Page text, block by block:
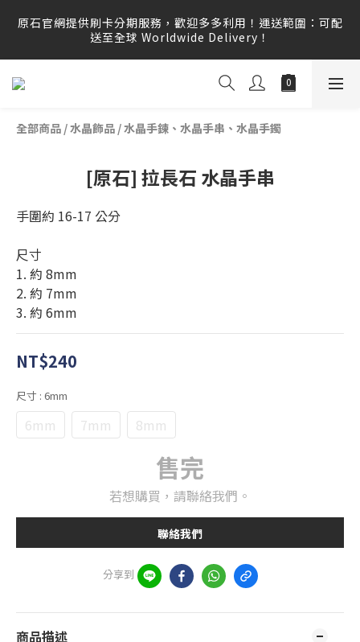
原石官網提供刷卡分期服務，歡迎多多利用！運送範圍：可配
送至全球 Worldwide Delivery！
原石官網提供刷卡分期服務，歡迎多多利用！運送範圍：可配
送至全球 Worldwide Delivery！
原石官網不會主動寄信要求顧客提供任何訂單資訊、補運費差
額或付款，請勿點選任何不明連結，若有任何疑慮可撥打165
全部商品 /水晶飾品 /水晶手鍊、水晶手串、水晶手鐲
[原石] 拉長石 水晶手串
手圍約 16-17 公分
尺寸
1. 約 8mm
2. 約 7mm
3. 約 6mm
NT$240
尺寸 : 6mm
6mm 7mm 8mm
售完
若想購買，請聯絡我們。
聯絡我們
分享到
商品描述